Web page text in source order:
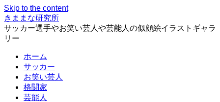
Skip to the content
きままな研究所
サッカー選手やお笑い芸人や芸能人の似顔絵イラストギャラ
リー
ホーム
サッカー
お笑い芸人
格闘家
芸能人